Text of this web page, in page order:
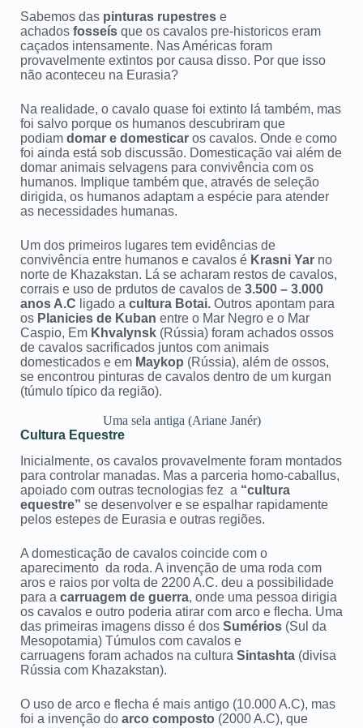
Sabemos das pinturas rupestres e
achados fosseís que os cavalos pre-historicos eram
caçados intensamente. Nas Américas foram
provavelmente extintos por causa disso. Por que isso
não aconteceu na Eurasia?
Na realidade, o cavalo quase foi extinto lá também, mas
foi salvo porque os humanos descubriram que
podiam domar e domesticar os cavalos. Onde e como
foi ainda está sob discussão. Domesticação vai além de
domar animais selvagens para convivência com os
humanos. Implique também que, através de seleção
dirigida, os humanos adaptam a espécie para atender
as necessidades humanas.
Um dos primeiros lugares tem evidências de
convivência entre humanos e cavalos é Krasni Yar no
norte de Khazakstan. Lá se acharam restos de cavalos,
corrais e uso de prdutos de cavalos de 3.500 – 3.000
anos A.C ligado a cultura Botai. Outros apontam para
os Planicies de Kuban entre o Mar Negro e o Mar
Caspio, Em Khvalynsk (Rússia) foram achados ossos
de cavalos sacrificados juntos com animais
domesticados e em Maykop (Rússia), além de ossos,
se encontrou pinturas de cavalos dentro de um kurgan
(túmulo típico da região).
Uma sela antiga (Ariane Janér)
Cultura Equestre
Inicialmente, os cavalos provavelmente foram montados
para controlar manadas. Mas a parceria homo-caballus,
apoiado com outras tecnologias fez a “cultura
equestre” se desenvolver e se espalhar rapidamente
pelos estepes de Eurasia e outras regiões.
A domesticação de cavalos coincide com o
aparecimento da roda. A invenção de uma roda com
aros e raios por volta de 2200 A.C. deu a possibilidade
para a carruagem de guerra, onde uma pessoa dirigia
os cavalos e outro poderia atirar com arco e flecha. Uma
das primeiras imagens disso é dos Sumérios (Sul da
Mesopotamia) Túmulos com cavalos e
carruagens foram achados na cultura Sintashta (divisa
Rússia com Khazakstan).
O uso de arco e flecha é mais antigo (10.000 A.C), mas
foi a invenção do arco composto (2000 A.C), que